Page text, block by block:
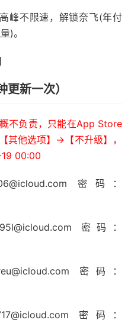
峰不限速，解锁奈飞(年付
)。
新一次）
不负责，只能在App Store
其他选项】->【不升级】，
00:00
密码：
密码：
密码：
密码：